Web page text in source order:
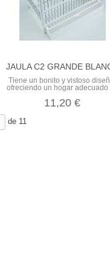
JAULA C2 GRANDE
Tiene un bonito y vistoso
ofreciendo un hogar adecuado
11,20 €
de 11